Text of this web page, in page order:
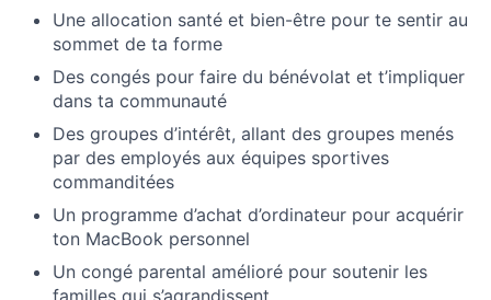
Une allocation santé et bien-être pour te sentir au
sommet de ta forme
Des congés pour faire du bénévolat et t’impliquer
dans ta communauté
Des groupes d’intérêt, allant des groupes menés
par des employés aux équipes sportives
commanditées
Un programme d’achat d’ordinateur pour acquérir
ton MacBook personnel
Un congé parental amélioré pour soutenir les